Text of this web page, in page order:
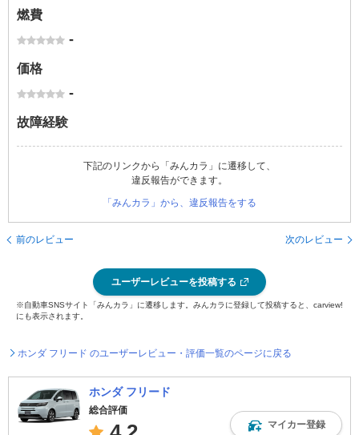
燃費
-
価格
-
故障経験
下記のリンクから「みんカラ」に遷移して、
違反報告ができます。
「みんカラ」から、違反報告をする
前のレビュー 次のレビュー
ユーザーレビューを投稿する
※自動車SNSサイト「みんカラ」に遷移します。みんカラに登録して投稿すると、carview!
にも表示されます。
ホンダ フリード のユーザーレビュー・評価一覧のページに戻る
ホンダ フリード
総合評価
マイカー登録